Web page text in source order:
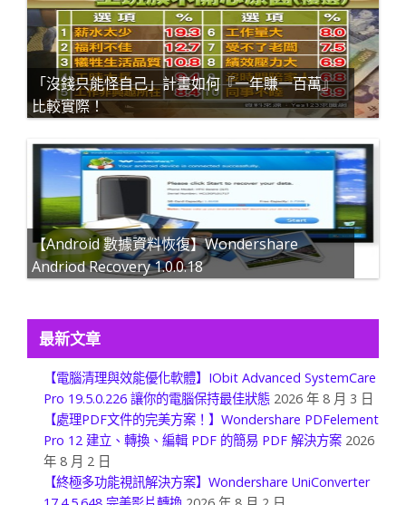
「沒錢只能怪自己」計畫如何『一年賺一百萬』
比較實際！
【Android 數據資料恢復】Wondershare
Andriod Recovery 1.0.0.18
最新文章
【電腦清理與效能優化軟體】IObit Advanced SystemCare
Pro 19.5.0.226 讓你的電腦保持最佳狀態 2026 年 8 月 3 日
【處理PDF文件的完美方案！】Wondershare PDFelement
Pro 12 建立、轉換、編輯 PDF 的簡易 PDF 解決方案 2026
年 8 月 2 日
【終極多功能視訊解決方案】Wondershare UniConverter